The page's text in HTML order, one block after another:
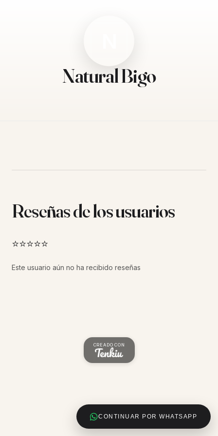
Natural Bigo
CONTINUAR POR WHATSAPP
Reseñas de los usuarios
⭐⭐⭐⭐⭐
Este usuario aún no ha recibido reseñas
CREADO CON